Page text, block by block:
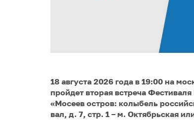
18 августа 2026 года в 19:00 на
пройдет вторая встреча
«Мосеев остров: колыбель
вал, д. 7, стр. 1 – м. Октябрьская